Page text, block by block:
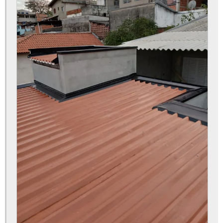
Telha sanduíche 5 metros preço
Telha sanduíche 6m
Telha sanduíche 6m preço
Telha sanduíche 7 metros
Telha sanduíche 8 metros
Telha sanduíche branca
Telha sanduíche branca lisa
Telha sanduíche de 5 m
Telha sanduíche de 6 metros
Telha sanduíche de zinco
Telha sanduíche de zinco preço
Telha sanduíche fabricante